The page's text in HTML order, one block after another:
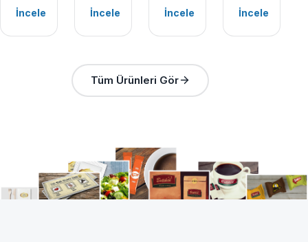
İncele
İncele
İncele İncele
Tüm Ürünleri Gör